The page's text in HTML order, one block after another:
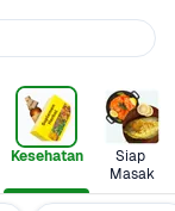
Kesehatan
Siap
Masak